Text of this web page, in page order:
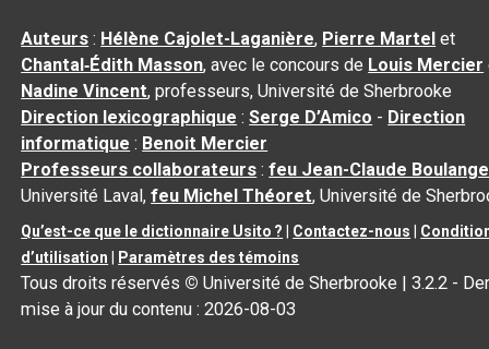
Auteurs : Hélène Cajolet-Laganière, Pierre Martel et
Chantal‑Édith Masson, avec le concours de Louis Mercier
Nadine Vincent, professeurs, Université de Sherbrooke
Direction lexicographique :Serge D’Amico - Direction
informatique : Benoit Mercier
Professeurs collaborateurs :feu Jean-Claude
Université Laval,feu Michel Théoret, Université de
Qu’est-ce que le dictionnaire Usito ? Contactez-nous
d’utilisation
Paramètres des témoins
Tous droits réservés © Université de Sherbrooke |3.2.2 -
mise à jour du contenu :2026-08-03